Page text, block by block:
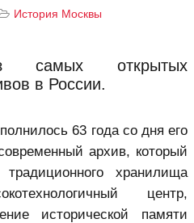
История Москвы
открытых
в России.
63 года со дня его
архив, который
хранилища
центр,
исторической памяти